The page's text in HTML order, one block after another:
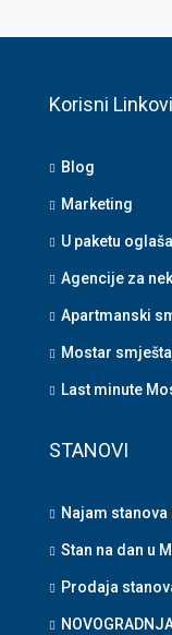
Korisni Linkovi
Blog
Marketing
U paketu
Agencije za
Apartmanski
Mostar
Last minute
STANOVI
Najam
Stan na dan u
Prodaja